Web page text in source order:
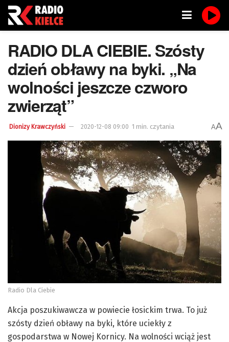
RADIO DLA CIEBIE. Szósty
dzień obławy na byki. „Na
wolności jeszcze czworo
zwierząt”
Dionizy Krawczyński 2020-12-08 09:00 1 min. czytania AA
Radio Dla Ciebie
Akcja poszukiwawcza w powiecie łosickim trwa. To już
szósty dzień obławy na byki, które uciekły z
gospodarstwa w Nowej Kornicy. Na wolności wciąż jest